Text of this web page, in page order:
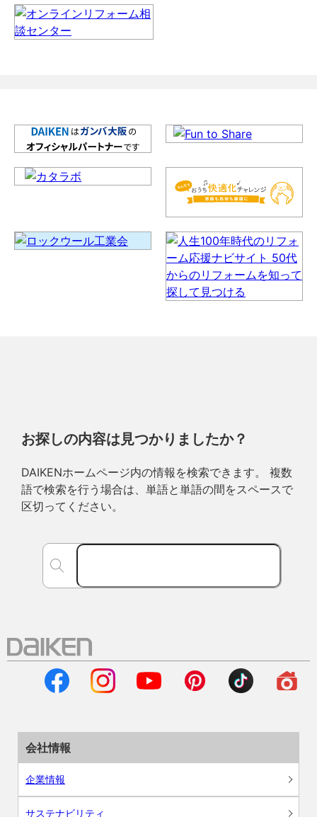
お探しの内容は見つかりましたか？
DAIKENホームページ内の情報を検索できます。 複数
語で検索を行う場合は、単語と単語の間をスペースで
区切ってください。
会社情報
企業情報
サステナビリティ